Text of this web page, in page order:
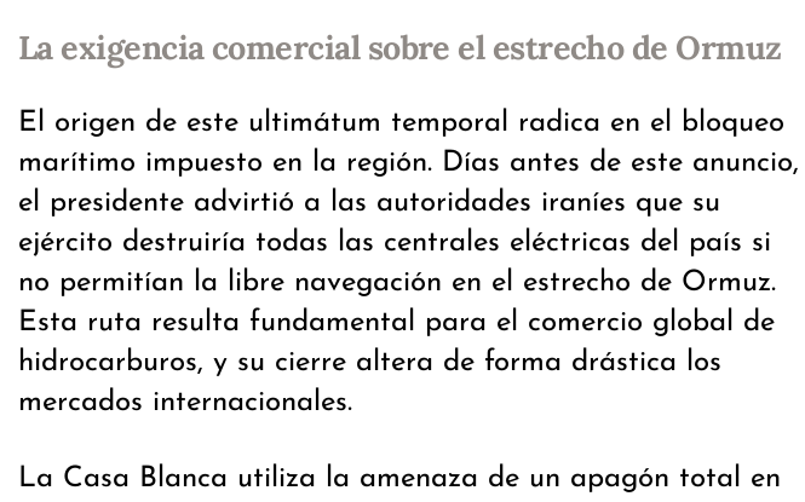
La exigencia comercial sobre el estrecho de Ormuz
El origen de este ultimátum temporal radica en el bloqueo
marítimo impuesto en la región. Días antes de este anuncio,
el presidente advirtió a las autoridades iraníes que su
ejército destruiría todas las centrales eléctricas del país si
no permitían la libre navegación en el estrecho de Ormuz.
Esta ruta resulta fundamental para el comercio global de
hidrocarburos, y su cierre altera de forma drástica los
mercados internacionales.
La Casa Blanca utiliza la amenaza de un apagón total en